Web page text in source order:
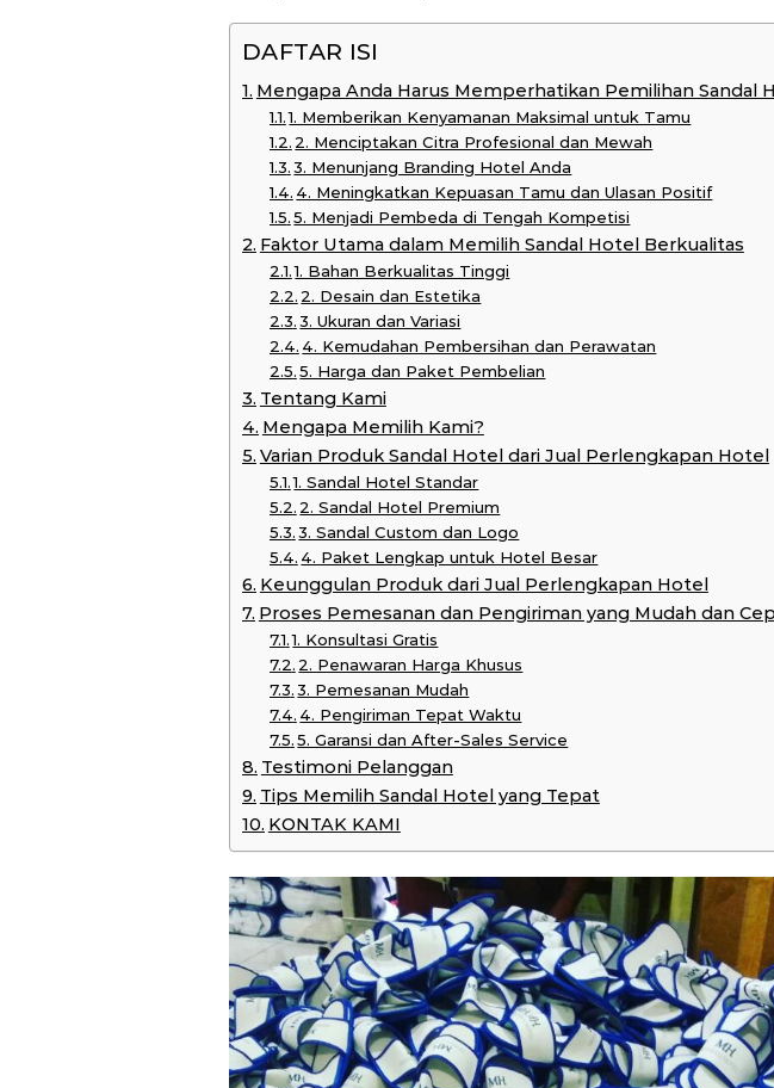
DAFTAR ISI
Mengapa Anda Harus Memperhatikan Pemilihan Sandal
1. Memberikan Kenyamanan Maksimal untuk Tamu
2. Menciptakan Citra Profesional dan Mewah
3. Menunjang Branding Hotel Anda
4. Meningkatkan Kepuasan Tamu dan Ulasan Positif
5. Menjadi Pembeda di Tengah Kompetisi
Faktor Utama dalam Memilih Sandal Hotel Berkualitas
1. Bahan Berkualitas Tinggi
2. Desain dan Estetika
3. Ukuran dan Variasi
4. Kemudahan Pembersihan dan Perawatan
5. Harga dan Paket Pembelian
Tentang Kami
Mengapa Memilih Kami?
Varian Produk Sandal Hotel dari Jual Perlengkapan Hotel
1. Sandal Hotel Standar
2. Sandal Hotel Premium
3. Sandal Custom dan Logo
4. Paket Lengkap untuk Hotel Besar
Keunggulan Produk dari Jual Perlengkapan Hotel
Proses Pemesanan dan Pengiriman yang Mudah dan
1. Konsultasi Gratis
2. Penawaran Harga Khusus
3. Pemesanan Mudah
4. Pengiriman Tepat Waktu
5. Garansi dan After-Sales Service
Testimoni Pelanggan
Tips Memilih Sandal Hotel yang Tepat
KONTAK KAMI